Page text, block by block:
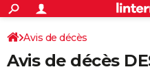
ACTUALITÉS
Politique
Société
Faits Divers
Education
Monde
Villes
+
SPORT
Coupe du monde 2026
Football
Tennis
Cyclisme
Rugby
Forum
Avis de décès
Avis de décès